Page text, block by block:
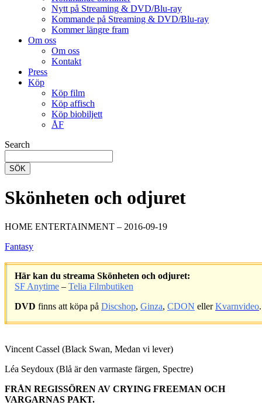
Nytt på Streaming & DVD/Blu-ray
Kommande på Streaming & DVD/Blu-ray
Kommer längre fram
Om oss
Om oss
Kontakt
Press
Köp
Köp film
Köp affisch
Köp biobiljett
ÅF
Search
SÖK
Skönheten och odjuret
HOME ENTERTAINMENT – 2016-09-19
Fantasy
Här kan du streama Skönheten och odjuret:
SF Anytime – Telia Filmbutiken
DVD finns att köpa på Discshop, Ginza, CDON ellerKvarnvideo.
Vincent Cassel (Black Swan, Medan vi lever)
Léa Seydoux (Blå är den varmaste färgen, Spectre)
FRÅN REGISSÖREN AV CRYING FREEMAN OCH
VARGARNAS PAKT.